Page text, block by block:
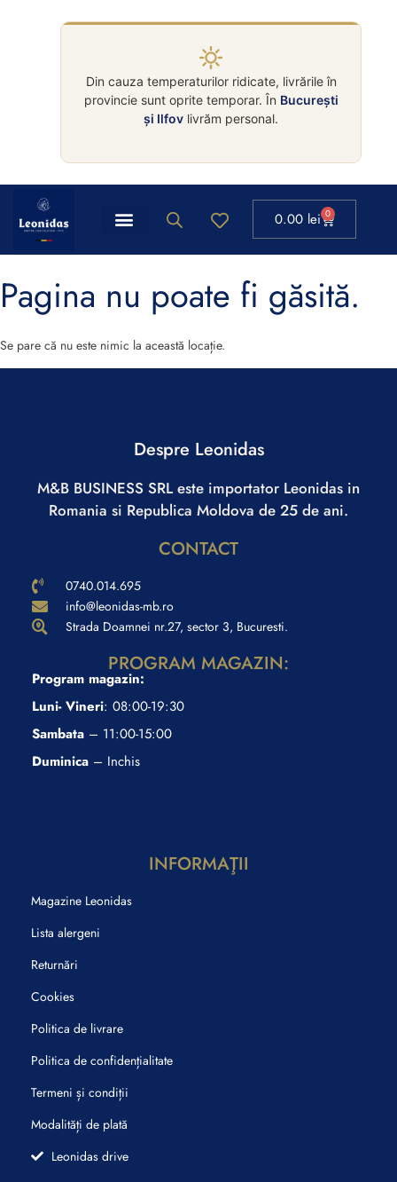
Din cauza temperaturilor ridicate, livrările în
provincie sunt oprite temporar. În București
și Ilfov livrăm personal.
0.00 lei 0
Pagina nu poate fi găsită.
Se pare că nu este nimic la această locație.
Despre Leonidas
M&B BUSINESS SRL este importator Leonidas in
Romania si Republica Moldova de 25 de ani.
CONTACT
0740.014.695
info@leonidas-mb.ro
Strada Doamnei nr.27, sector 3, Bucuresti.
PROGRAM MAGAZIN:
Program magazin:
Luni- Vineri: 08:00-19:30
Sambata – 11:00-15:00
Duminica – Inchis
INFORMAŢII
Magazine Leonidas
Lista alergeni
Returnări
Cookies
Politica de livrare
Politica de confidențialitate
Termeni și condiții
Modalități de plată
Leonidas drive